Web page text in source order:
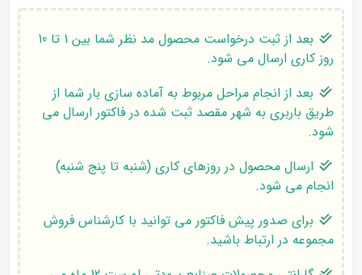
بعد از ثبت درخواست محصول مد نظر شما بین 1 تا 10
روز کاری ارسال می شود.
بعد از انجام مراحل مربوط به آماده سازی بار شما از
طریق باربری به شهر مقصد ثبت شده در فاکتور ارسال می
شود.
ارسال محصول در روزهای کاری (شنبه تا پنج شنبه)
انجام می شود.
برای صدور پیش فاکتور می توانید با کارشناس فروش
مجموعه در ارتباط باشید.